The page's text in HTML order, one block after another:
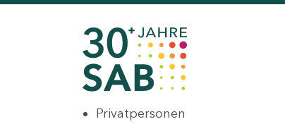
Privatpersonen